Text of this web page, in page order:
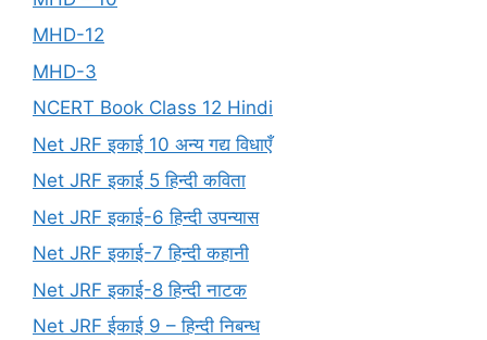
MHD-12
MHD-3
NCERT Book Class 12 Hindi
Net JRF इकाई 10 अन्य गद्य विधाएँ
Net JRF इकाई 5 हिन्दी कविता
Net JRF इकाई-6 हिन्दी उपन्यास
Net JRF इकाई-7 हिन्दी कहानी
Net JRF इकाई-8 हिन्दी नाटक
Net JRF ईकाई 9 – हिन्दी निबन्ध